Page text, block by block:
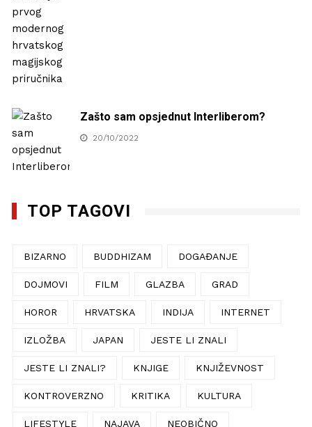
Zašto sam opsjednut Interliberom?
20/10/2022
TOP TAGOVI
BIZARNO BUDDHIZAM DOGAĐANJE
DOJMOVI FILM GLAZBA GRAD
HOROR HRVATSKA INDIJA INTERNET
IZLOŽBA JAPAN JESTE LI ZNALI
JESTE LI ZNALI? KNJIGE KNJIŽEVNOST
KONTROVERZNO KRITIKA KULTURA
LIFESTYLE NAJAVA NEOBIČNO